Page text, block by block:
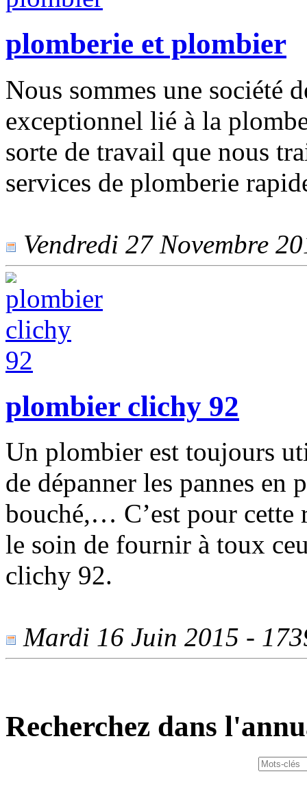
plomberie et plombier
Nous sommes une société
exceptionnel lié à la
sorte de travail que nous
services de plomberie
Vendredi 27 Novembre
plombier clichy 92
Un plombier est toujours
de dépanner les pannes en
bouché,… C’est pour cette
le soin de fournir à toux
clichy 92.
Mardi 16 Juin 2015 -
Recherchez dans